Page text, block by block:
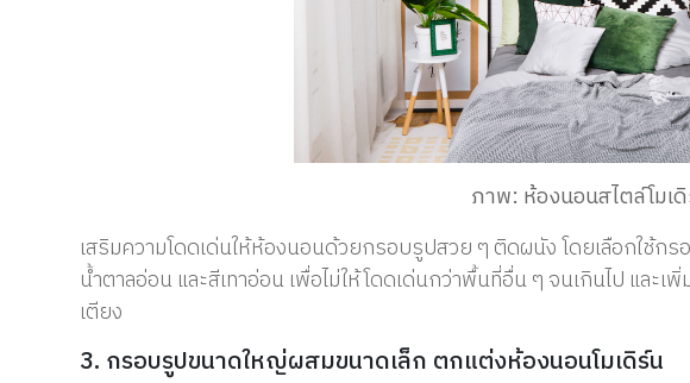
ภาพ: ห้องนอนสไตล์โมเ
เสริมความโดดเด่นให้ห้องนอนด้วยกรอบรูปสวย ๆ ติดผนัง โดยเลือกใช้ก
น้ำตาลอ่อน และสีเทาอ่อน เพื่อไม่ให้โดดเด่นกว่าพื้นที่อื่น ๆ จนเกินไป และ
เตียง
3. กรอบรูปขนาดใหญ่ผสมขนาดเล็ก ตกแต่งห้องนอนโมเดิร์น